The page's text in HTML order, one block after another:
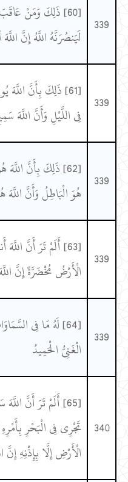
339
[60] ذَلِكَ وَمَنْ
لَيَنصُرَنَّهُ اللَّهُ إِنَّ
339
[61] ذَلِكَ بِأَنَّ اللَّهَ
فِي اللَّيْلِ وَأَنَّ اللَّهَ
339
[62] ذَلِكَ بِأَنَّ
هُوَ الْبَاطِلُ وَأَنَّ اللَّهَ
339
[63] أَلَمْ تَرَ أَنَّ
الْأَرْضُ مُخْضَرَّةً إِنَّ
339
[64] لَهُ مَا فِي
الْغَنِيُّ الْحَمِيدُ
340
[65] أَلَمْ تَرَ أَنَّ
تَجْرِي فِي الْبَحْرِ
الْأَرْضِ إِلَّا بِإِذْنِهِ